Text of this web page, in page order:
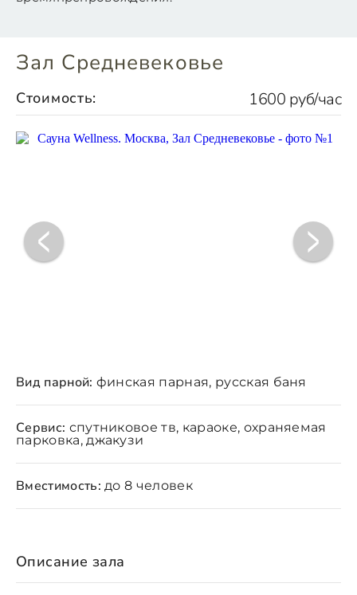
Зал Средневековье
Стоимость: 1600 руб/час
Вид парной: финская парная, русская баня
Сервис: спутниковое тв, караоке, охраняемая
парковка, джакузи
Вместимость: до 8 человек
Описание зала